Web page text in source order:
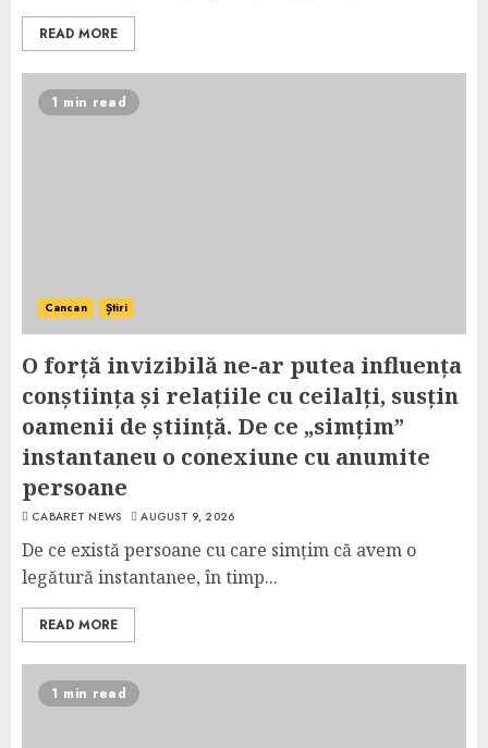
READ MORE
1 min read
Cancan Știri
O forță invizibilă ne-ar putea influența
conștiința și relațiile cu ceilalți, susțin
oamenii de știință. De ce „simțim”
instantaneu o conexiune cu anumite
persoane
CABARET NEWS AUGUST 9, 2026
De ce există persoane cu care simțim că avem o
legătură instantanee, în timp...
READ MORE
1 min read